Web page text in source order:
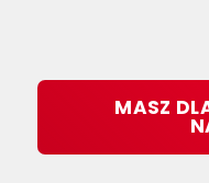
MASZ